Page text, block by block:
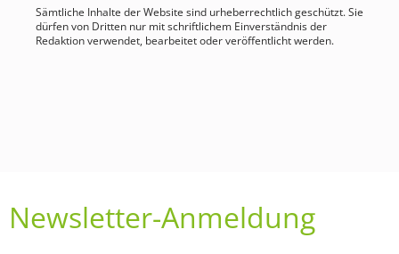
Sämtliche Inhalte der Website sind urheberrechtlich geschützt. Sie
dürfen von Dritten nur mit schriftlichem Einverständnis der
Redaktion verwendet, bearbeitet oder veröffentlicht werden.
Newsletter-Anmeldung